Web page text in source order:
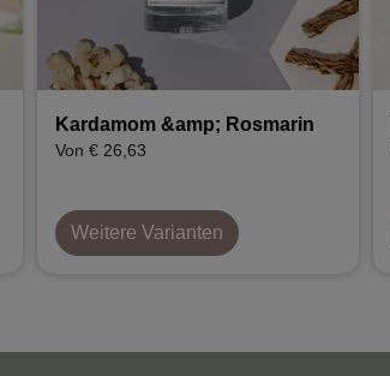
Kardamom &amp; Rosmarin
Von € 26,63
Weitere Varianten